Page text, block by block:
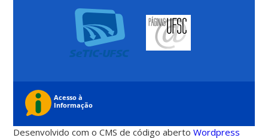
Desenvolvido com o CMS de código abertoWordpress